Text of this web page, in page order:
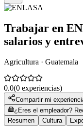
Trabajar en
salarios y
Agricultura · Guatemala
0.0(0 experiencias)
Compartir mi
¿Eres el empleador?
Resumen
Cultura